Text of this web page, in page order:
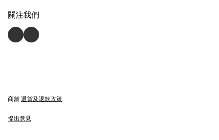
關注我們
商舖 退貨及退款政策
提出意見